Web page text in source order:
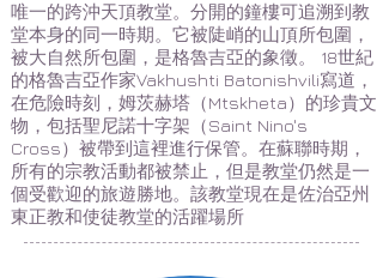
唯一的跨沖天頂教堂。分開的鐘樓可追溯到教
堂本身的同一時期。它被陡峭的山頂所包圍，
被大自然所包圍，是格魯吉亞的象徵。 18世紀
的格魯吉亞作家Vakhushti Batonishvili寫道，
在危險時刻，姆茨赫塔（Mtskheta）的珍貴文
物，包括聖尼諾十字架（Saint Nino's
Cross）被帶到這裡進行保管。在蘇聯時期，
所有的宗教活動都被禁止，但是教堂仍然是一
個受歡迎的旅遊勝地。該教堂現在是佐治亞州
東正教和使徒教堂的活躍場所